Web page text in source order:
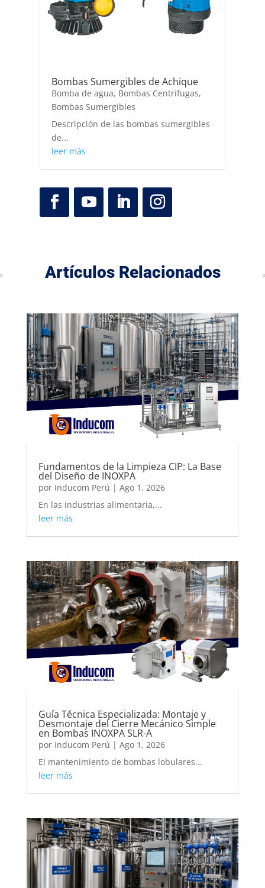
Bombas Sumergibles de Achique
Bomba de agua, Bombas Centrífugas,
Bombas Sumergibles
Descripción de las bombas sumergibles
de...
leer más
Artículos Relacionados
Fundamentos de la Limpieza CIP: La Base
del Diseño de INOXPA
por Inducom Perú | Ago 1, 2026
En las industrias alimentaria,...
leer más
Guía Técnica Especializada: Montaje y
Desmontaje del Cierre Mecánico Simple
en Bombas INOXPA SLR-A
por Inducom Perú | Ago 1, 2026
El mantenimiento de bombas lobulares...
leer más